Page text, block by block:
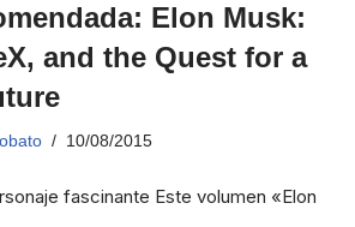
Elon Musk:
and the Quest for a
10/08/2015
fascinante Este volumen «Elon